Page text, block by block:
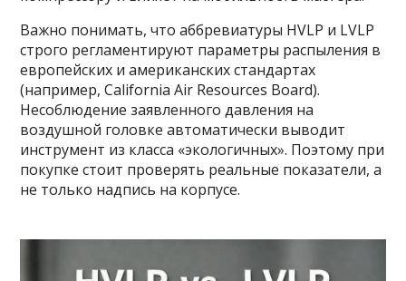
Важно понимать, что аббревиатуры HVLP и LVLP
строго регламентируют параметры распыления в
европейских и американских стандартах
(например, California Air Resources Board).
Несоблюдение заявленного давления на
воздушной головке автоматически выводит
инструмент из класса «экологичных». Поэтому при
покупке стоит проверять реальные показатели, а
не только надпись на корпусе.